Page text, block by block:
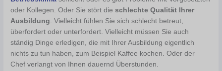
oder Kollegen. Oder Sie stört dieschlechte Qualität Ihrer
Ausbildung . Vielleicht fühlen Sie sich schlecht betreut,
überfordert oder unterfordert. Vielleicht müssen Sie auch
ständig Dinge erledigen, die mit Ihrer Ausbildung eigentlich
nichts zu tun haben, zum Beispiel Kaffee kochen. Oder der
Chef verlangt von Ihnen dauernd Überstunden.